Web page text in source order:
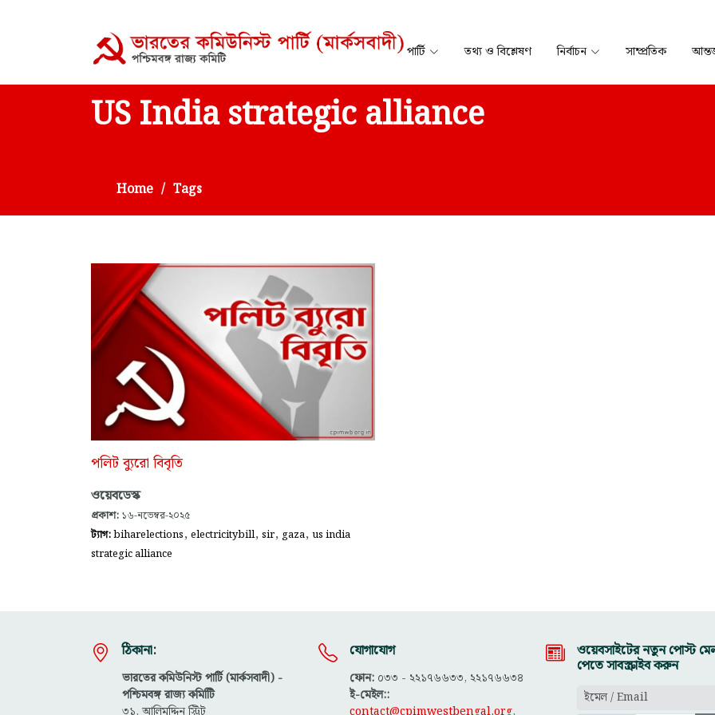
পার্টি তথ্য ও বিশ্লেষণ নির্বাচন সাম্প্রতিক
US India strategic alliance
Home Tags
পলিট ব্যুরো বিবৃতি
ওয়েবডেস্ক
প্রকাশ: ১৬-নভেম্বর-২০২৫
ট্যাগ:biharelections, electricitybill, sir, gaza, us india
strategic alliance
ঠিকানা:
ভারতের কমিউনিস্ট পার্টি (মার্কসবাদী) -
পশ্চিমবঙ্গ রাজ্য কমিটিি
৩১, আলিমুদ্দিন স্ট্রিট
যোগাযোগ
ফোন: ০৩৩ - ২২১৭৬৬৩৩, ২২১৭৬৬৩৪
ই-মেইল::
contact@cpimwestbengal.org,
ওয়েবসাইটের নতুন পোস্ট
পেতে সাবস্ক্রাইব করুন